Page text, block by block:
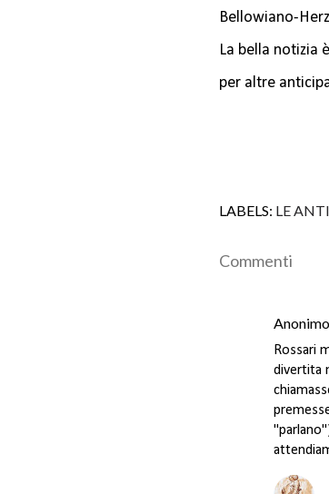
Bellowiano-
La bella notizia
per altre
LABELS: LE
Commenti
Anonimo
Rossari
divertita